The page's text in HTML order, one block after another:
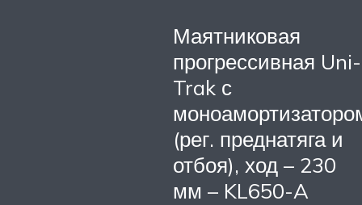
Маятниковая
прогрессивная Uni-
Trak с
(рег. преднатяга и
отбоя), ход – 230
мм – KL650-A